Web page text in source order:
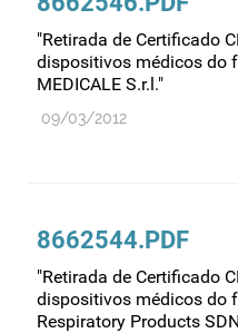
Prescrição
Preços
Produtos de saúde
Produtos fronteira
Reações adversas
Recursos humanos
Registo
"Retirada de Certificado
dispositivos médicos do
MEDICALE S.r.l."
09/03/2012
8662544.PDF
"Retirada de Certificado
dispositivos médicos do
Respiratory Products